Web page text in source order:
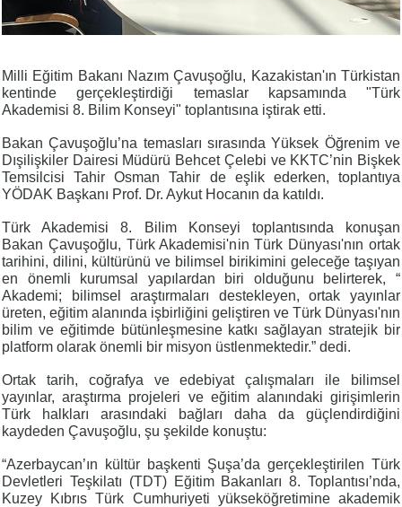
Milli Eğitim Bakanı Nazım Çavuşoğlu, Kazakistan'ın Türkistan
kentinde gerçekleştirdiği temaslar kapsamında "Türk
Akademisi 8. Bilim Konseyi" toplantısına iştirak etti.
Bakan Çavuşoğlu’na temasları sırasında Yüksek Öğrenim ve
Dışilişkiler Dairesi Müdürü Behcet Çelebi ve KKTC’nin Bişkek
Temsilcisi Tahir Osman Tahir de eşlik ederken, toplantıya
YÖDAK Başkanı Prof. Dr. Aykut Hocanın da katıldı.
Türk Akademisi 8. Bilim Konseyi toplantısında konuşan
Bakan Çavuşoğlu, Türk Akademisi'nin Türk Dünyası'nın ortak
tarihini, dilini, kültürünü ve bilimsel birikimini geleceğe taşıyan
en önemli kurumsal yapılardan biri olduğunu belirterek, “
Akademi; bilimsel araştırmaları destekleyen, ortak yayınlar
üreten, eğitim alanında işbirliğini geliştiren ve Türk Dünyası'nın
bilim ve eğitimde bütünleşmesine katkı sağlayan stratejik bir
platform olarak önemli bir misyon üstlenmektedir.” dedi.
Ortak tarih, coğrafya ve edebiyat çalışmaları ile bilimsel
yayınlar, araştırma projeleri ve eğitim alanındaki girişimlerin
Türk halkları arasındaki bağları daha da güçlendirdiğini
kaydeden Çavuşoğlu, şu şekilde konuştu:
“Azerbaycan’ın kültür başkenti Şuşa’da gerçekleştirilen Türk
Devletleri Teşkilatı (TDT) Eğitim Bakanları 8. Toplantısı’nda,
Kuzey Kıbrıs Türk Cumhuriyeti yükseköğretimine akademik